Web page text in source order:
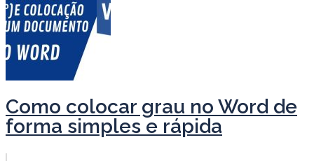
Como colocar grau no Word de
forma simples e rápida